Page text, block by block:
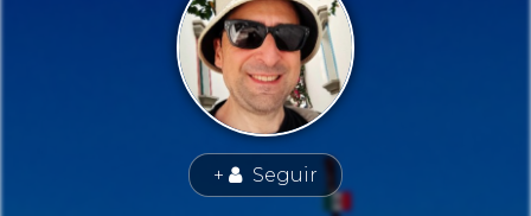
+ 👤 Seguir